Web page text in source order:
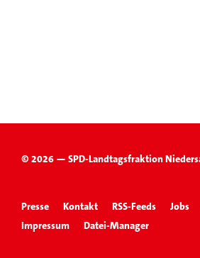
© 2026 — SPD-Landtagsfraktion
Presse Kontakt RSS-Feeds Jobs
Impressum
Datei-Manager